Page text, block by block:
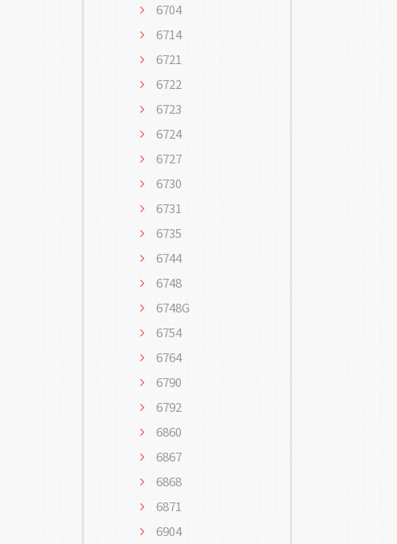
6704
6714
6721
6722
6723
6724
6727
6730
6731
6735
6744
6748
6748G
6754
6764
6790
6792
6860
6867
6868
6871
6904